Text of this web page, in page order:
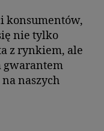
konsumentów,
nie tylko
z rynkiem, ale
gwarantem
naszych